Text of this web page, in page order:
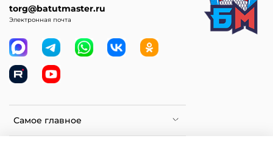
Самое главное
torg@batutmaster.ru
Электронная почта